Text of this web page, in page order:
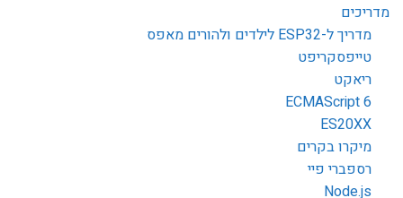
מדריכים
מדריך ל-ESP32 לילדים ולהורים מאפס
טייפסקריפט
ריאקט
ECMAScript 6
ES20XX
מיקרו בקרים
רספברי פיי
Node.js